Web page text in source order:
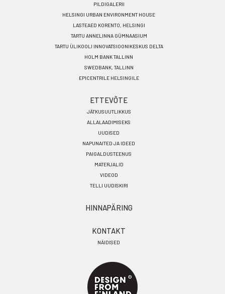
PILDIGALERII
HELSINGI URBAN ENVIRONMENT HOUSE
LASTEAED KORENTO, HELSINGI
TARTU ANNELINNA GÜMNAASIUM
TARTU ÜLIKOOLI INNOVATSIOONIKESKUS DELTA
HOLM BANK TALLINN
SWEDBANK, TALLINN
EPICENTRILE HELSINGILE
ETTEVÕTE
JÄTKUSUUTLIKKUS
ALLALAADIMISEKS
UUDISED
NAPUNAITED JA IDEED
PAIGALDUSTEENUS
MATERJALID
VIDEOD
TELLI UUDISKIRI
HINNAPÄRING
KONTAKT
NÄIDISED